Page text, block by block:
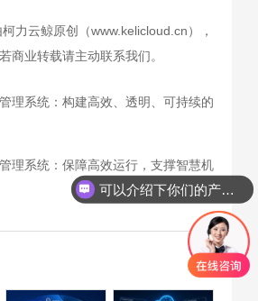
力云鲸原创（www.kelicloud.cn），
商业转载请主动联系我们。
理系统：构建高效、透明、可持续的
理系统：保障高效运行，支撑智慧机
可以介绍下你们的产品么